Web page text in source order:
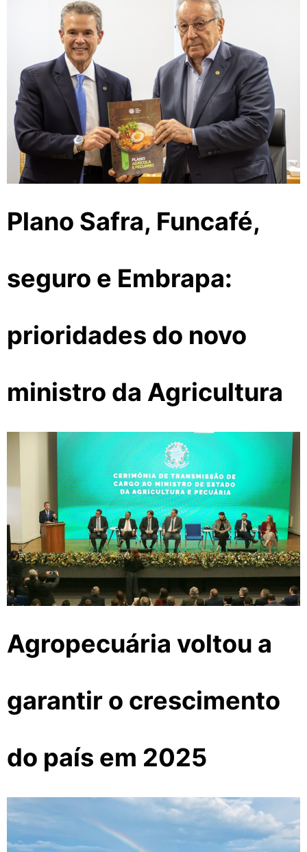
Plano Safra, Funcafé,
seguro e Embrapa:
prioridades do novo
ministro da Agricultura
Agropecuária voltou a
garantir o crescimento
do país em 2025